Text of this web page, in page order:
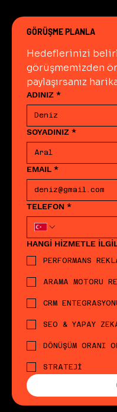
GÖRÜŞME PLANLA
Hedeflerinizi
görüşmemizden
paylaşırsanız
ADINIZ *
SOYADINIZ *
EMAIL *
TELEFON *
HANGİ HİZMETLE
PERFORMANS
ARAMA MOTORU
CRM
SEO & YAPAY
DÖNÜŞÜM ORANI
STRATEJİ